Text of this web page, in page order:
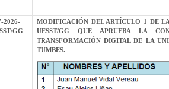
2026-
GG
MODIFICACIÓN DEL ARTÍCULO 1 DE
UESST/GG QUE APRUEBA LA
TRANSFORMACIÓN DIGITAL DE LA
TUMBES.